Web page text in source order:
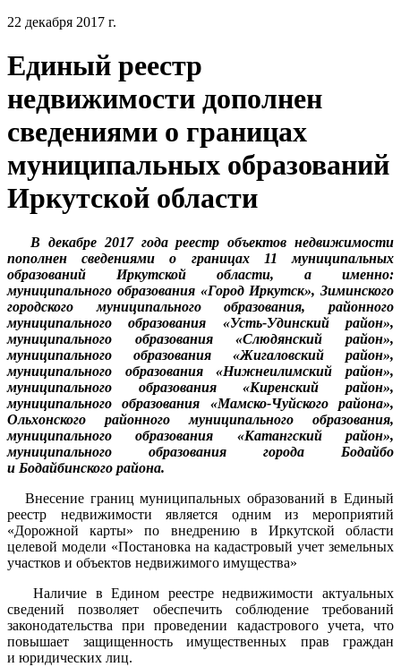
22 декабря 2017 г.
Единый реестр
недвижимости дополнен
сведениями о границах
муниципальных образований
Иркутской области
В декабре 2017 года реестр объектов недвижимости
пополнен сведениями о границах 11 муниципальных
образований Иркутской области, а именно:
муниципального образования «Город Иркутск», Зиминского
городского муниципального образования, районного
муниципального образования «Усть-Удинский район»,
муниципального образования «Слюдянский район»,
муниципального образования «Жигаловский район»,
муниципального образования «Нижнеилимский район»,
муниципального образования «Киренский район»,
муниципального образования «Мамско-Чуйского района»,
Ольхонского районного муниципального образования,
муниципального образования «Катангский район»,
муниципального образования города Бодайбо
и Бодайбинского района.
Внесение границ муниципальных образований в Единый
реестр недвижимости является одним из мероприятий
«Дорожной карты» по внедрению в Иркутской области
целевой модели «Постановка на кадастровый учет земельных
участков и объектов недвижимого имущества»
Наличие в Едином реестре недвижимости актуальных
сведений позволяет обеспечить соблюдение требований
законодательства при проведении кадастрового учета, что
повышает защищенность имущественных прав граждан
и юридических лиц.